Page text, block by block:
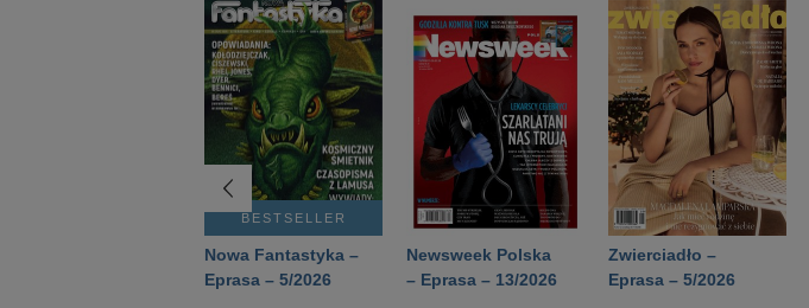
BESTSELLER
Nowa Fantastyka –
Eprasa – 5/2026
Newsweek Polska
– Eprasa – 13/2026
Zwierciadło –
Eprasa – 5/2026